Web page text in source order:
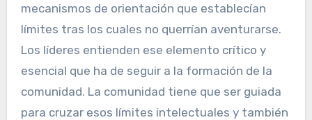
mecanismos de orientación que establecían
límites tras los cuales no querrían aventurarse.
Los líderes entienden ese elemento crítico y
esencial que ha de seguir a la formación de la
comunidad. La comunidad tiene que ser guiada
para cruzar esos límites intelectuales y también